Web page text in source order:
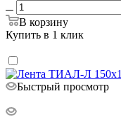
В корзину
Купить в 1 клик
Быстрый просмотр